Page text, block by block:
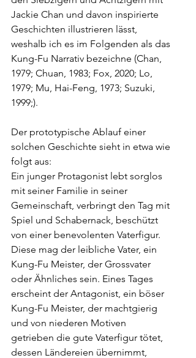
Jackie Chan und davon inspirierte
Geschichten illustrieren lässt,
weshalb ich es im Folgenden als das
Kung-Fu Narrativ bezeichne (Chan,
1979; Chuan, 1983; Fox, 2020; Lo,
1979; Mu, Hai-Feng, 1973; Suzuki,
1999;).
Der prototypische Ablauf einer
solchen Geschichte sieht in etwa wie
folgt aus:
Ein junger Protagonist lebt sorglos
mit seiner Familie in seiner
Gemeinschaft, verbringt den Tag mit
Spiel und Schabernack, beschützt
von einer benevolenten Vaterfigur.
Diese mag der leibliche Vater, ein
Kung-Fu Meister, der Grossvater
oder Ähnliches sein. Eines Tages
erscheint der Antagonist, ein böser
Kung-Fu Meister, der machtgierig
und von niederen Motiven
getrieben die gute Vaterfigur tötet,
dessen Ländereien übernimmt,